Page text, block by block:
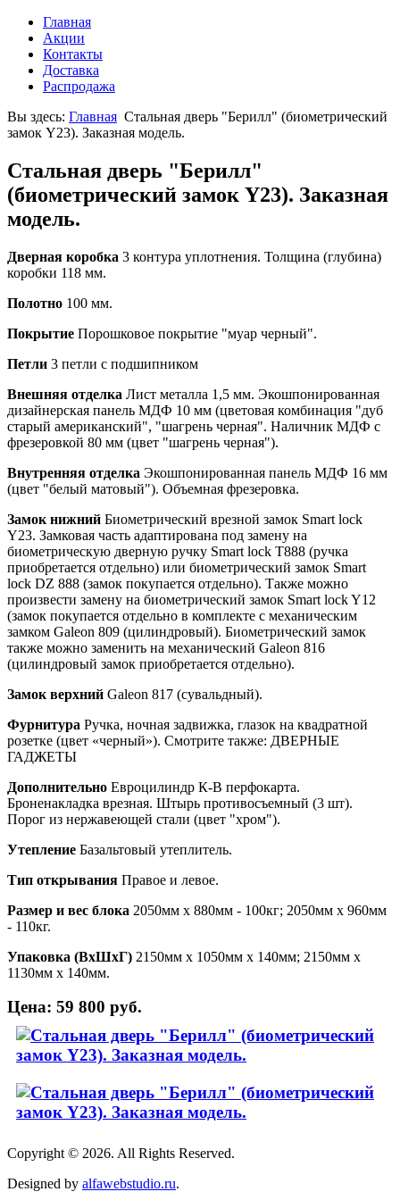
Главная
Акции
Контакты
Доставка
Распродажа
Вы здесь: Главная Стальная дверь "Берилл" (биометрический
замок Y23). Заказная модель.
Стальная дверь "Берилл"
(биометрический замок Y23). Заказная
модель.
Дверная коробка 3 контура уплотнения. Толщина (глубина)
коробки 118 мм.
Полотно 100 мм.
Покрытие Порошковое покрытие "муар черный".
Петли 3 петли с подшипником
Внешняя отделка Лист металла 1,5 мм. Экошпонированная
дизайнерская панель МДФ 10 мм (цветовая комбинация "дуб
старый американский", "шагрень черная". Наличник МДФ с
фрезеровкой 80 мм (цвет "шагрень черная").
Внутренняя отделка Экошпонированная панель МДФ 16 мм
(цвет "белый матовый"). Объемная фрезеровка.
Замок нижний Биометрический врезной замок Smart lock
Y23. Замковая часть адаптирована под замену на
биометрическую дверную ручку Smart lock T888 (ручка
приобретается отдельно) или биометрический замок Smart
lock DZ 888 (замок покупается отдельно). Также можно
произвести замену на биометрический замок Smart lock Y12
(замок покупается отдельно в комплекте с механическим
замком Galeon 809 (цилиндровый). Биометрический замок
также можно заменить на механический Galeon 816
(цилиндровый замок приобретается отдельно).
Замок верхний Galeon 817 (сувальдный).
Фурнитура Ручка, ночная задвижка, глазок на квадратной
розетке (цвет «черный»). Смотрите также: ДВЕРНЫЕ
ГАДЖЕТЫ
Дополнительно Евроцилиндр К-В перфокарта.
Броненакладка врезная. Штырь противосъемный (3 шт).
Порог из нержавеющей стали (цвет "хром").
Утепление Базальтовый утеплитель.
Тип открывания Правое и левое.
Размер и вес блока 2050мм х 880мм - 100кг; 2050мм х 960мм
- 110кг.
Упаковка (ВхШхГ) 2150мм х 1050мм х 140мм; 2150мм х
1130мм х 140мм.
Цена: 59 800 руб.
Copyright © 2026. All Rights Reserved.
Designed by alfawebstudio.ru.